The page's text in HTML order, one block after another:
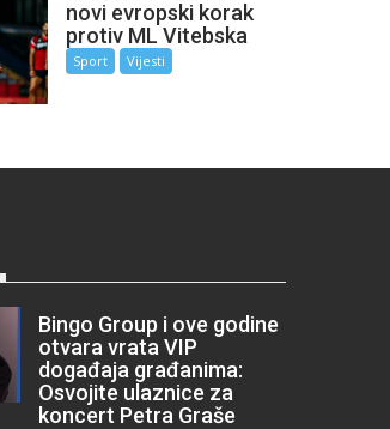
novi evropski korak
protiv ML Vitebska
Sport Vijesti
Bingo Group i ove godine
otvara vrata VIP
događaja građanima:
Osvojite ulaznice za
koncert Petra Graše